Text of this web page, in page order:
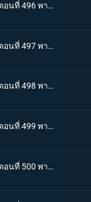
One piece วันพีช ตอนที่ 496 พากย์ไทย สักวัน! จะออกทะเล จอกสาบานของสามตัวแสบ
One piece วันพีช ตอนที่ 497 พากย์ไทย บอกลากลุ่มดาดัน! สร้างฐานลับเสร็จแล้ว
One piece วันพีช ตอนที่ 498 พากย์ไทย ลูฟี่ขอเป็นศิษย์!? ชายผู้เคยต่อสู้กับราชาโจรสลัด!
One piece วันพีช ตอนที่ 499 พากย์ไทย ตัดสินกับเสือยักษ์! ใครกันที่จะได้เป็นกัปตัน!
One piece วันพีช ตอนที่ 500 พากย์ไทย อิสระที่ถูกชิงไป! กับดักของขุนนางที่บีบคั้นสามพี่น้อง